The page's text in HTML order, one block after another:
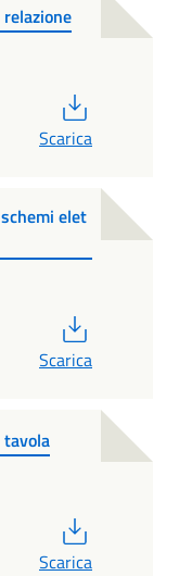
Scarica
elet
Scarica
Scarica